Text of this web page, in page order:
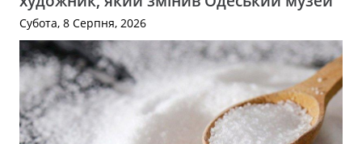
Субота, 8 Серпня, 2026